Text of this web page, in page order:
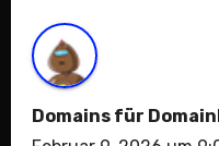
Domains für